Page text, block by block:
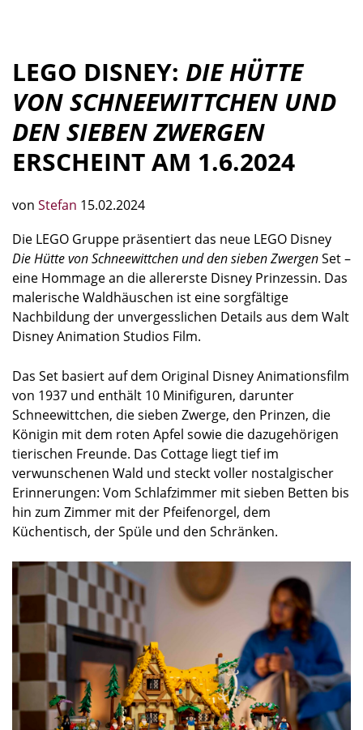
LEGO DISNEY: DIE HÜTTE
VON SCHNEEWITTCHEN UND
DEN SIEBEN ZWERGEN
ERSCHEINT AM 1.6.2024
von Stefan 15.02.2024
Die LEGO Gruppe präsentiert das neue LEGO Disney
Die Hütte von Schneewittchen und den sieben ZwergenSet –
eine Hommage an die allererste Disney Prinzessin. Das
malerische Waldhäuschen ist eine sorgfältige
Nachbildung der unvergesslichen Details aus dem Walt
Disney Animation Studios Film.
Das Set basiert auf dem Original Disney Animationsfilm
von 1937 und enthält 10 Minifiguren, darunter
Schneewittchen, die sieben Zwerge, den Prinzen, die
Königin mit dem roten Apfel sowie die dazugehörigen
tierischen Freunde. Das Cottage liegt tief im
verwunschenen Wald und steckt voller nostalgischer
Erinnerungen: Vom Schlafzimmer mit sieben Betten bis
hin zum Zimmer mit der Pfeifenorgel, dem
Küchentisch, der Spüle und den Schränken.